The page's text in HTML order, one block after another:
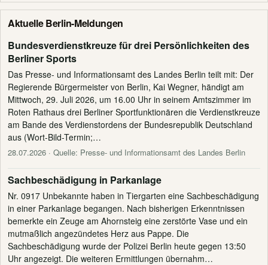
Aktuelle Berlin-Meldungen
Bundesverdienstkreuze für drei Persönlichkeiten des
Berliner Sports
Das Presse- und Informationsamt des Landes Berlin teilt mit: Der
Regierende Bürgermeister von Berlin, Kai Wegner, händigt am
Mittwoch, 29. Juli 2026, um 16.00 Uhr in seinem Amtszimmer im
Roten Rathaus drei Berliner Sportfunktionären die Verdienstkreuze
am Bande des Verdienstordens der Bundesrepublik Deutschland
aus (Wort-Bild-Termin;…
28.07.2026 · Quelle: Presse- und Informationsamt des Landes Berlin
Sachbeschädigung in Parkanlage
Nr. 0917 Unbekannte haben in Tiergarten eine Sachbeschädigung
in einer Parkanlage begangen. Nach bisherigen Erkenntnissen
bemerkte ein Zeuge am Ahornsteig eine zerstörte Vase und ein
mutmaßlich angezündetes Herz aus Pappe. Die
Sachbeschädigung wurde der Polizei Berlin heute gegen 13:50
Uhr angezeigt. Die weiteren Ermittlungen übernahm…